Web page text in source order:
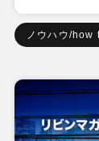
ノウハウ/how